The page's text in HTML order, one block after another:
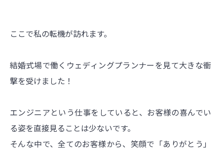
ここで私の転機が訪れます。
結婚式場で働くウェディングプランナーを見て大きな衝
撃を受けました！
エンジニアという仕事をしていると、お客様の喜んでい
る姿を直接見ることは少ないです。
そんな中で、全てのお客様から、笑顔で「ありがとう」